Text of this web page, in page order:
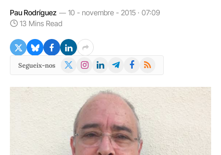
Pau Rodríguez
10 - novembre - 2015 · 07:09
13 Mins Read
Segueix-nos
X
Instagram
LinkedInTelegramFacebook
RSS